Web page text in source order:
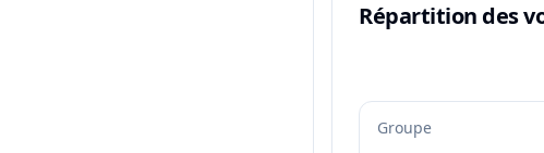
Répartition des
Groupe